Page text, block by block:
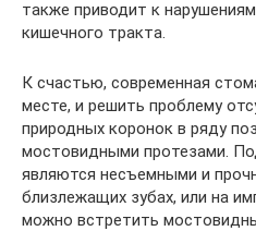
также приводит к
кишечного тракта.
К счастью, современная
месте, и решить проблему
природных коронок в ряду
мостовидными протезами.
являются несъемными и
близлежащих зубах, или на
можно встретить